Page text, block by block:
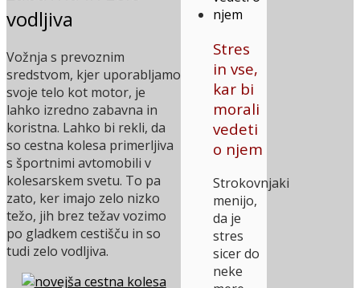
Stres
in vse,
kar bi
morali
vedeti
o njem
Strokovnjaki
menijo,
da je
stres
sicer do
neke
vodljiva
Vožnja s prevoznim
sredstvom, kjer uporabljamo
svoje telo kot motor, je
lahko izredno zabavna in
koristna. Lahko bi rekli, da
so cestna kolesa primerljiva
s športnimi avtomobili v
kolesarskem svetu. To pa
zato, ker imajo zelo nizko
težo, jih brez težav vozimo
po gladkem cestišču in so
tudi zelo vodljiva.